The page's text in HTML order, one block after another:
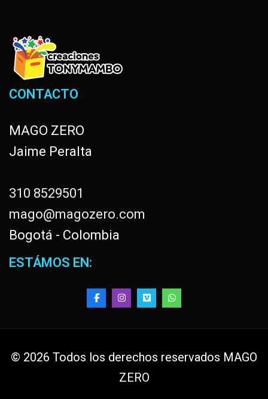
CONTACTO
MAGO ZERO
Jaime Peralta
310 8529501
mago@magozero.com
Bogotá - Colombia
ESTÁMOS EN:
© 2026 Todos los derechos reservados MAGO
ZERO